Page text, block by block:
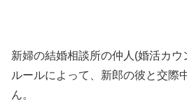
新婦の結婚相談所の仲人(婚活カ
ルールによって、新郎の彼と交際
ん。